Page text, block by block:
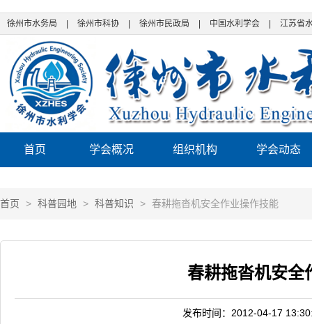
徐州市水务局 徐州市科协 徐州市民政局 中国水利学会 江苏省
首页 学会概况 组织机构 学会动态
首页 > 科普园地 > 科普知识 > 春耕拖沓机安全作业操作技能
春耕拖沓机安全
发布时间：2012-04-17